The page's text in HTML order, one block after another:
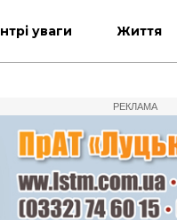
уваги Життя
РЕКЛАМА